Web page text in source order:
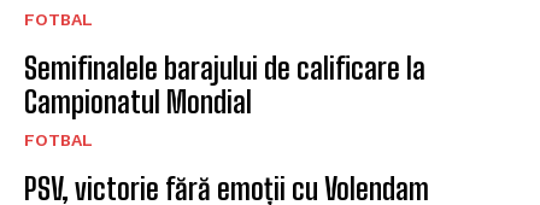
FOTBAL
Semifinalele barajului de calificare la
Campionatul Mondial
FOTBAL
PSV, victorie fără emoții cu Volendam